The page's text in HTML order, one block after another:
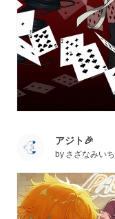
アジト🎉
by さざなみいち